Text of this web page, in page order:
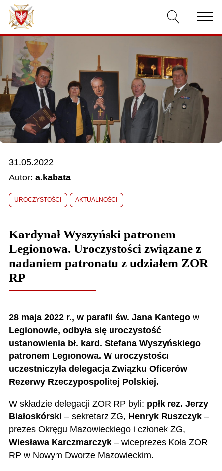
AKTUALNOŚCI
O ZWIĄZKU
DOKUMENTY
WŁADZE
RELACJE FILMOWE
KONKURSY
31.05.2022
Autor: a.kabata
UROCZYSTOŚCI AKTUALNOŚCI
Kardynał Wyszyński patronem
Legionowa. Uroczystości związane z
nadaniem patronatu z udziałem ZOR
RP
28 maja 2022 r., w parafii św. Jana Kantegow
Legionowie, odbyła się uroczystość
ustanowienia bł. kard. Stefana Wyszyńskiego
patronem Legionowa. W uroczystości
uczestniczyła delegacja Związku Oficerów
Rezerwy Rzeczypospolitej Polskiej.
W składzie delegacji ZOR RP byli: ppłk rez. Jerzy
Białoskórski – sekretarz ZG, Henryk Ruszczyk–
prezes Okręgu Mazowieckiego i członek ZG,
Wiesława Karczmarczyk – wiceprezes Koła ZOR
RP w Nowym Dworze Mazowieckim.